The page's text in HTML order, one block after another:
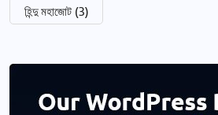
হিন্দু মহাজোট (3)